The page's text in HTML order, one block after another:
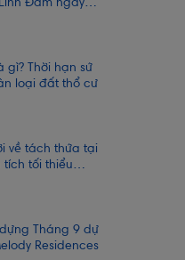
Đàm ngày
gì? Thời hạn sử
loại đất thổ cư
về tách thửa tại
tích tối thiểu
Tháng 9 dự
Residences